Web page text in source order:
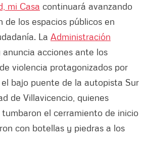
mi Casa continuará avanzando
de los espacios públicos en
La Administración
anuncia acciones ante los
violencia protagonizados por
bajo puente de la autopista Sur
de Villavicencio, quienes
el cerramiento de inicio
con botellas y piedras a los